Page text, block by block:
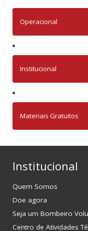
Operacional
Institucional
Materiais Gratuitos
Institucional
Quem Somos
Doe agora
Seja um Bombeiro
Centro de Atividades